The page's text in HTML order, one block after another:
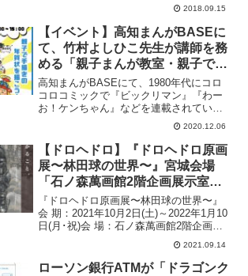
ト・オンライン アリシゼーション、ガン
ゲイル・オンラインとのコラボが決
定！！9月20日(木)よりキャンペーン開始
です！なか卯 #...
2018.09.15
【イベント】高知まんがBASEに
て、竹村よしひこ先生が講師を務
める「親子まんが教室・親子で手
描きの年賀状を描こう！」が
12/20(日)に開催！12/7(月)締め切
り。【コロコロコミック】【ビッ
高知まんがBASEにて、1980年代にコロ
コロコミックで『ビックリマン』『わー
お！ケンちゃん』などを連載されていた
竹村よしひこ先生竹村よしひこ先生が講
師を務める「親子まんが教室」が「親子
で手描きの年賀状を描こう！」をテーマ
に12/20(日)...
2020.12.06
【ドロヘドロ】『ドロヘドロ原画
展〜林田球の世界〜』宮城会場
「石ノ森萬画館2階企画展示室」
にて開催：期間2021年10月2日
(土)～2022年1月10日(月･祝)
『ドロヘドロ原画展〜林田球の世界〜』
会 期：2021年10月2日(土)～2022年1月10
日(月･祝)会 場：石ノ森萬画館2階企画展
示室公式：時 間：9：00～18：00 12
月～は17：00閉館 ※入館は閉館時刻の
30分前まで休館日：10...
2021.09.14
ローソン銀行ATMが「ドラゴンク